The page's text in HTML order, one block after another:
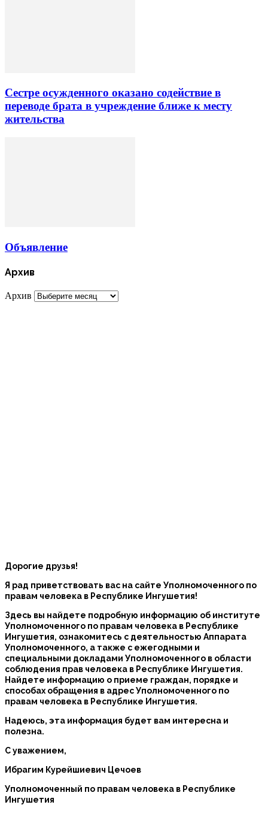
Сестре осужденного оказано содействие в
переводе брата в учреждение ближе к месту
жительства
Объявление
Архив
Архив
Дорогие друзья!
Я рад приветствовать вас на сайте Уполномоченного по
правам человека в Республике Ингушетия!
Здесь вы найдете подробную информацию об институте
Уполномоченного по правам человека в Республике
Ингушетия, ознакомитесь с деятельностью Аппарата
Уполномоченного, а также с ежегодными и
специальными докладами Уполномоченного в области
соблюдения прав человека в Республике Ингушетия.
Найдете информацию о приеме граждан, порядке и
способах обращения в адрес Уполномоченного по
правам человека в Республике Ингушетия.
Надеюсь, эта информация будет вам интересна и
полезна.
С уважением,
Ибрагим Курейшиевич Цечоев
Уполномоченный по правам человека в Республике
Ингушетия